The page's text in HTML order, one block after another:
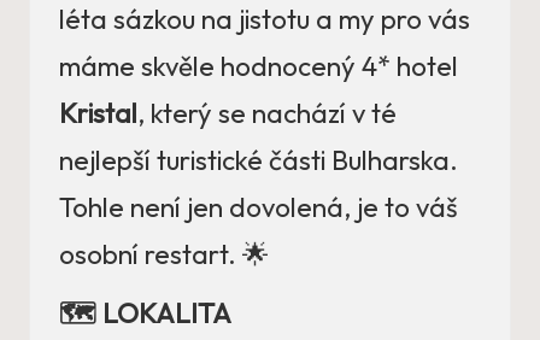
léta sázkou na jistotu a my pro vás
máme skvěle hodnocený 4* hotel
Kristal, který se nachází v té
nejlepší turistické části Bulharska.
Tohle není jen dovolená, je to váš
osobní restart. 🌟
🗺️ LOKALITA